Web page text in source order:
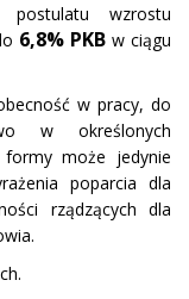
postulatu wzrostu
6,8% PKB w ciągu
w pracy, do
w określonych
formy może jedynie
poparcia dla
rządzących dla